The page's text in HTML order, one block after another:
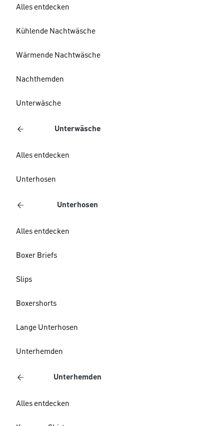
Alles entdecken
Kühlende Nachtwäsche
Wärmende Nachtwäsche
Nachthemden
Unterwäsche
Unterwäsche
Alles entdecken
Unterhosen
Unterhosen
Alles entdecken
Boxer Briefs
Slips
Boxershorts
Lange Unterhosen
Unterhemden
Unterhemden
Alles entdecken